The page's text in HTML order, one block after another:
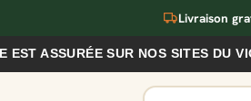
Livraison
SUR NOS SITES DU